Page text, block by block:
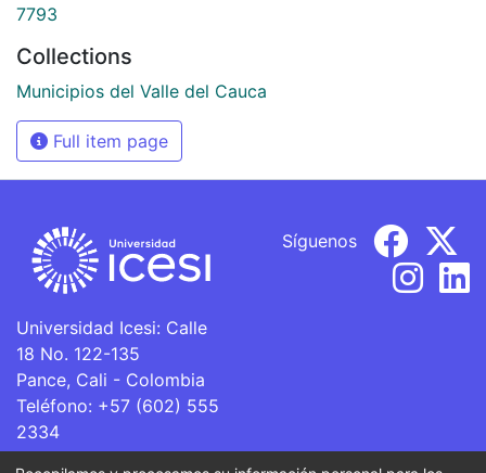
7793
Collections
Municipios del Valle del Cauca
Full item page
Universidad Icesi: Calle
18 No. 122-135
Pance, Cali - Colombia
Teléfono: +57 (602) 555
2334
ventanillaunica@icesi.edu.co
Síguenos